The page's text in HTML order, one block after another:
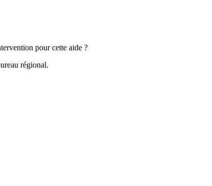
pour cette aide ?
régional.